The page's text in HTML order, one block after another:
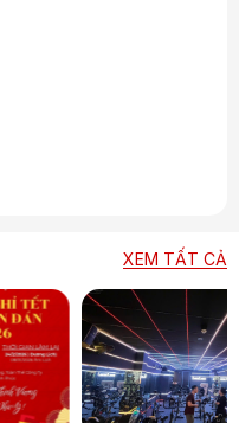
XEM TẤT CẢ